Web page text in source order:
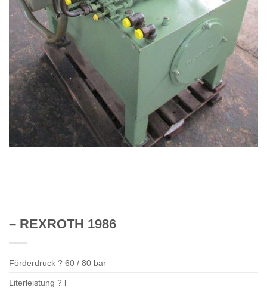
– REXROTH 1986
Förderdruck ? 60 / 80 bar
Literleistung ? l